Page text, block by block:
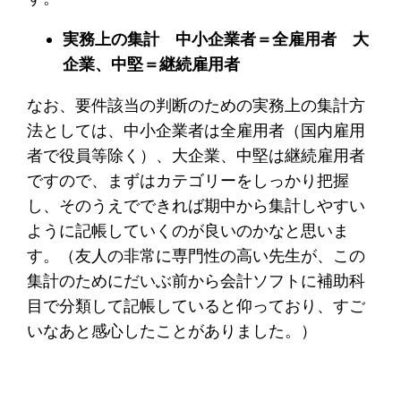
実務上の集計 中小企業者＝全雇用者 大
企業、中堅＝継続雇用者
なお、要件該当の判断のための実務上の集計方
法としては、中小企業者は全雇用者（国内雇用
者で役員等除く）、大企業、中堅は継続雇用者
ですので、まずはカテゴリーをしっかり把握
し、そのうえでできれば期中から集計しやすい
ように記帳していくのが良いのかなと思いま
す。（友人の非常に専門性の高い先生が、この
集計のためにだいぶ前から会計ソフトに補助科
目で分類して記帳していると仰っており、すご
いなあと感心したことがありました。）